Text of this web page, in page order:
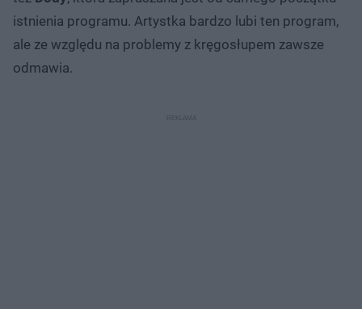
istnienia programu. Artystka bardzo lubi ten program,
ale ze względu na problemy z kręgosłupem zawsze
odmawia.